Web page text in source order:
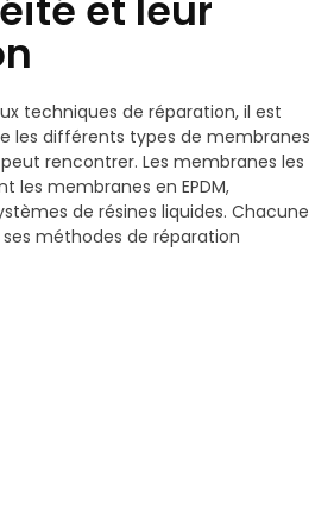
et leur
techniques de réparation, il est
les différents types de membranes
rencontrer. Les membranes les
les membranes en EPDM,
de résines liquides. Chacune
méthodes de réparation